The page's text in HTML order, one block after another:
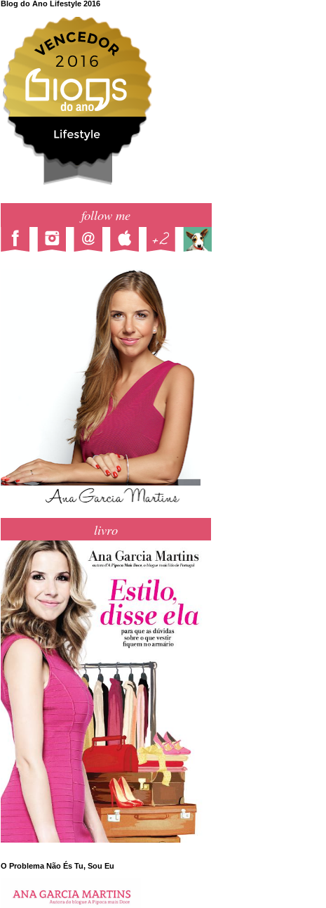
Blog do Ano Lifestyle 2016
follow me
livro
O Problema Não És Tu, Sou Eu